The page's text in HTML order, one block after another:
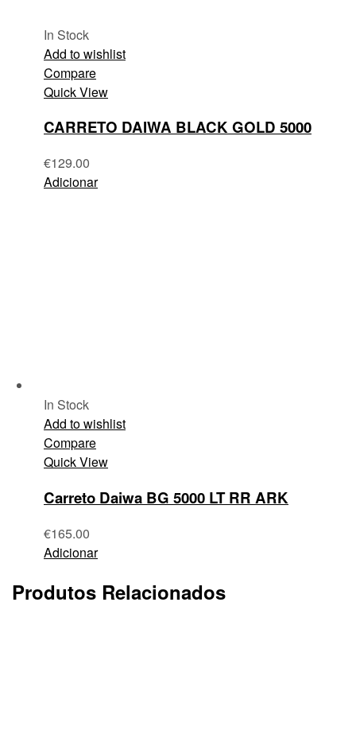
In Stock
Add to wishlist
Compare
Quick View
CARRETO DAIWA BLACK GOLD 5000
€129.00
Adicionar
In Stock
Add to wishlist
Compare
Quick View
Carreto Daiwa BG 5000 LT RR ARK
€165.00
Adicionar
Produtos Relacionados